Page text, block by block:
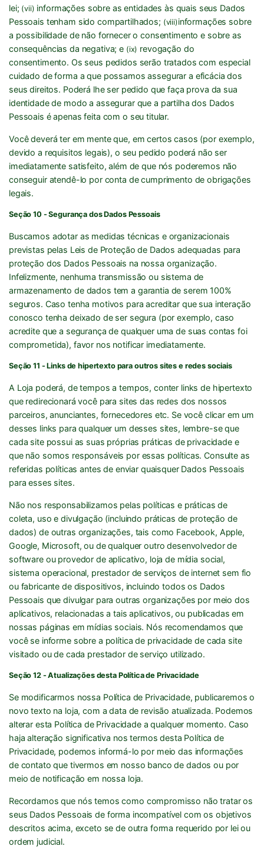
lei; (vii) informações sobre as entidades às quais seus Dados
Pessoais tenham sido compartilhados; (viii)informações sobre
a possibilidade de não fornecer o consentimento e sobre as
consequências da negativa; e (ix) revogação do
consentimento. Os seus pedidos serão tratados com especial
cuidado de forma a que possamos assegurar a eficácia dos
seus direitos. Poderá lhe ser pedido que faça prova da sua
identidade de modo a assegurar que a partilha dos Dados
Pessoais é apenas feita com o seu titular.
Você deverá ter em mente que, em certos casos (por exemplo,
devido a requisitos legais), o seu pedido poderá não ser
imediatamente satisfeito, além de que nós poderemos não
conseguir atendê-lo por conta de cumprimento de obrigações
legais.
Seção 10 - Segurança dos Dados Pessoais
Buscamos adotar as medidas técnicas e organizacionais
previstas pelas Leis de Proteção de Dados adequadas para
proteção dos Dados Pessoais na nossa organização.
Infelizmente, nenhuma transmissão ou sistema de
armazenamento de dados tem a garantia de serem 100%
seguros. Caso tenha motivos para acreditar que sua interação
conosco tenha deixado de ser segura (por exemplo, caso
acredite que a segurança de qualquer uma de suas contas foi
comprometida), favor nos notificar imediatamente.
Seção 11 - Links de hipertexto para outros sites e redes sociais
A Loja poderá, de tempos a tempos, conter links de hipertexto
que redirecionará você para sites das redes dos nossos
parceiros, anunciantes, fornecedores etc. Se você clicar em um
desses links para qualquer um desses sites, lembre-se que
cada site possui as suas próprias práticas de privacidade e
que não somos responsáveis por essas políticas. Consulte as
referidas políticas antes de enviar quaisquer Dados Pessoais
para esses sites.
Não nos responsabilizamos pelas políticas e práticas de
coleta, uso e divulgação (incluindo práticas de proteção de
dados) de outras organizações, tais como Facebook, Apple,
Google, Microsoft, ou de qualquer outro desenvolvedor de
software ou provedor de aplicativo, loja de mídia social,
sistema operacional, prestador de serviços de internet sem fio
ou fabricante de dispositivos, incluindo todos os Dados
Pessoais que divulgar para outras organizações por meio dos
aplicativos, relacionadas a tais aplicativos, ou publicadas em
nossas páginas em mídias sociais. Nós recomendamos que
você se informe sobre a política de privacidade de cada site
visitado ou de cada prestador de serviço utilizado.
Seção 12 - Atualizações desta Política de Privacidade
Se modificarmos nossa Política de Privacidade, publicaremos o
novo texto na loja, com a data de revisão atualizada. Podemos
alterar esta Política de Privacidade a qualquer momento. Caso
haja alteração significativa nos termos desta Política de
Privacidade, podemos informá-lo por meio das informações
de contato que tivermos em nosso banco de dados ou por
meio de notificação em nossa loja.
Recordamos que nós temos como compromisso não tratar os
seus Dados Pessoais de forma incompatível com os objetivos
descritos acima, exceto se de outra forma requerido por lei ou
ordem judicial.